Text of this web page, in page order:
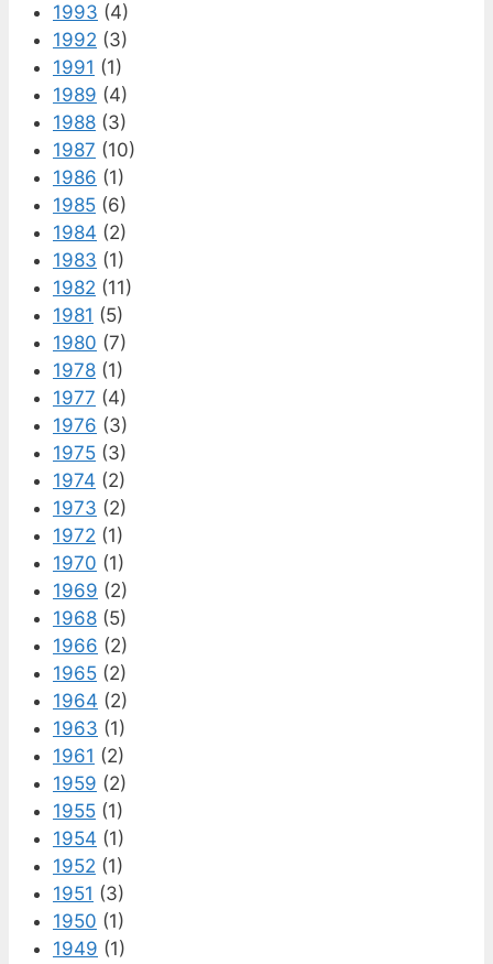
1993 (4)
1992 (3)
1991 (1)
1989 (4)
1988 (3)
1987 (10)
1986 (1)
1985 (6)
1984 (2)
1983 (1)
1982 (11)
1981 (5)
1980 (7)
1978 (1)
1977 (4)
1976 (3)
1975 (3)
1974 (2)
1973 (2)
1972 (1)
1970 (1)
1969 (2)
1968 (5)
1966 (2)
1965 (2)
1964 (2)
1963 (1)
1961 (2)
1959 (2)
1955 (1)
1954 (1)
1952 (1)
1951 (3)
1950 (1)
1949 (1)